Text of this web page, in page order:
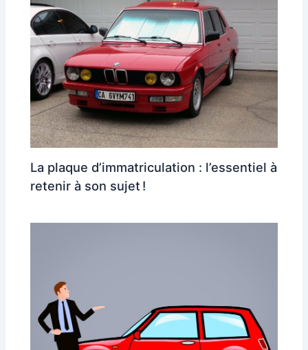
La plaque d’immatriculation : l’essentiel à
retenir à son sujet !